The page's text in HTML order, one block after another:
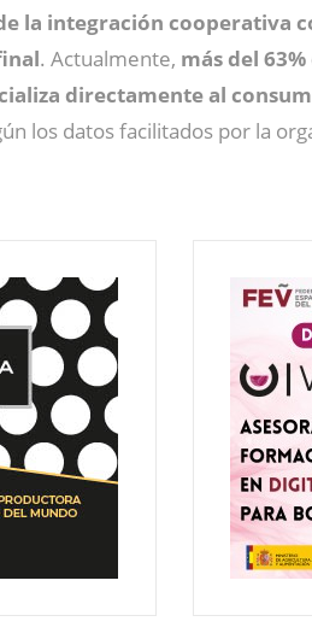
la integración cooperativa
. Actualmente, más del
directamente al
los datos facilitados por la